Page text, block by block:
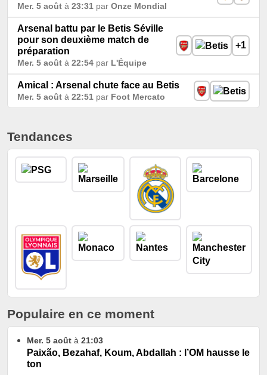
Mer. 5 août à 23:31 par Onze Mondial
Arsenal battu par le Betis Séville
pour son deuxième match de
préparation
Mer. 5 août à 22:54 par L'Équipe
+1
Amical : Arsenal chute face au Betis
Mer. 5 août à 22:51 par Foot Mercato
Tendances
Populaire en ce moment
Mer. 5 août à 21:03
Paixão, Bezahaf, Koum, Abdallah : l’OM hausse le
ton